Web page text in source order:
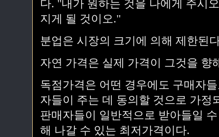
다. "내가 원하는 것을 나에게 주시
지게 될 것이오."
분업은 시장의 크기에 의해 제한된
자연 가격은 실제 가격이 그것을 향
독점가격은 어떤 경우에도 구매자
자들이 주는 데 동의할 것으로 가정
판매자들이 일반적으로 받아들일
해 나갈 수 있는 최저가격이다.